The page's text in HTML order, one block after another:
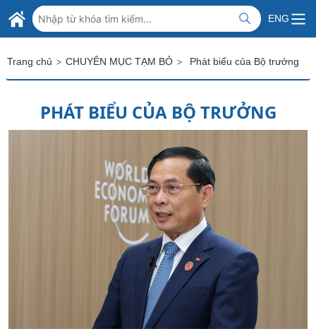
Skip to Main Content
BỘ NGOẠI GIAO VIỆT NAM
MINISTRY OF FOREIGN AFFAIRS
ENG
Trang chủ > CHUYÊN MỤC TẠM BỎ > Phát biểu của Bộ trưởng
PHÁT BIỂU CỦA BỘ TRƯỞNG